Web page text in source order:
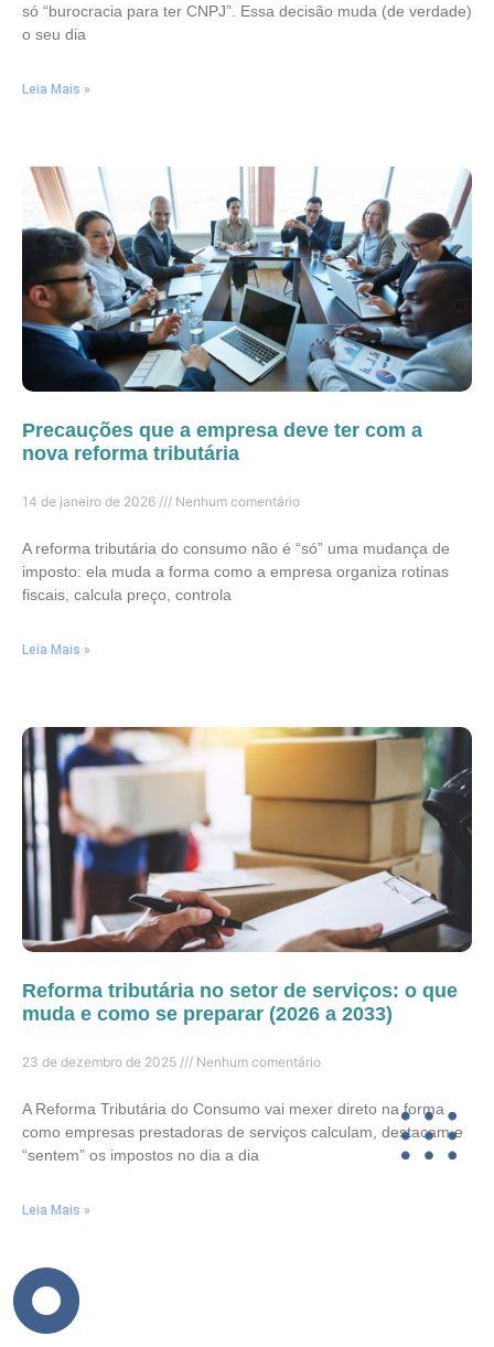
só “burocracia para ter CNPJ”. Essa decisão muda (de verdade)
o seu dia
Leia Mais »
Precauções que a empresa deve ter com a
nova reforma tributária
14 de janeiro de 2026 Nenhum comentário
A reforma tributária do consumo não é “só” uma mudança de
imposto: ela muda a forma como a empresa organiza rotinas
fiscais, calcula preço, controla
Leia Mais »
Reforma tributária no setor de serviços: o que
muda e como se preparar (2026 a 2033)
23 de dezembro de 2025 Nenhum comentário
A Reforma Tributária do Consumo vai mexer direto na forma
como empresas prestadoras de serviços calculam, destacam e
“sentem” os impostos no dia a dia
Leia Mais »